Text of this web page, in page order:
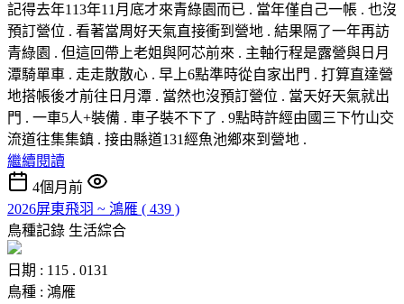
記得去年113年11月底才來青綠園而已 . 當年僅自己一帳 . 也沒
預訂營位 . 看著當周好天氣直接衝到營地 . 結果隔了一年再訪
青綠園 . 但這回帶上老姐與阿芯前來 . 主軸行程是露營與日月
潭騎單車 . 走走散散心 . 早上6點準時從自家出門 . 打算直達營
地搭帳後才前往日月潭 . 當然也沒預訂營位 . 當天好天氣就出
門 . 一車5人+裝備 . 車子裝不下了 . 9點時許經由國三下竹山交
流道往集集鎮 . 接由縣道131經魚池鄉來到營地 .
繼續閱讀
4個月前
2026屏東飛羽 ~ 鴻雁 ( 439 )
鳥種記錄 生活綜合
日期 : 115 . 0131
鳥種 : 鴻雁